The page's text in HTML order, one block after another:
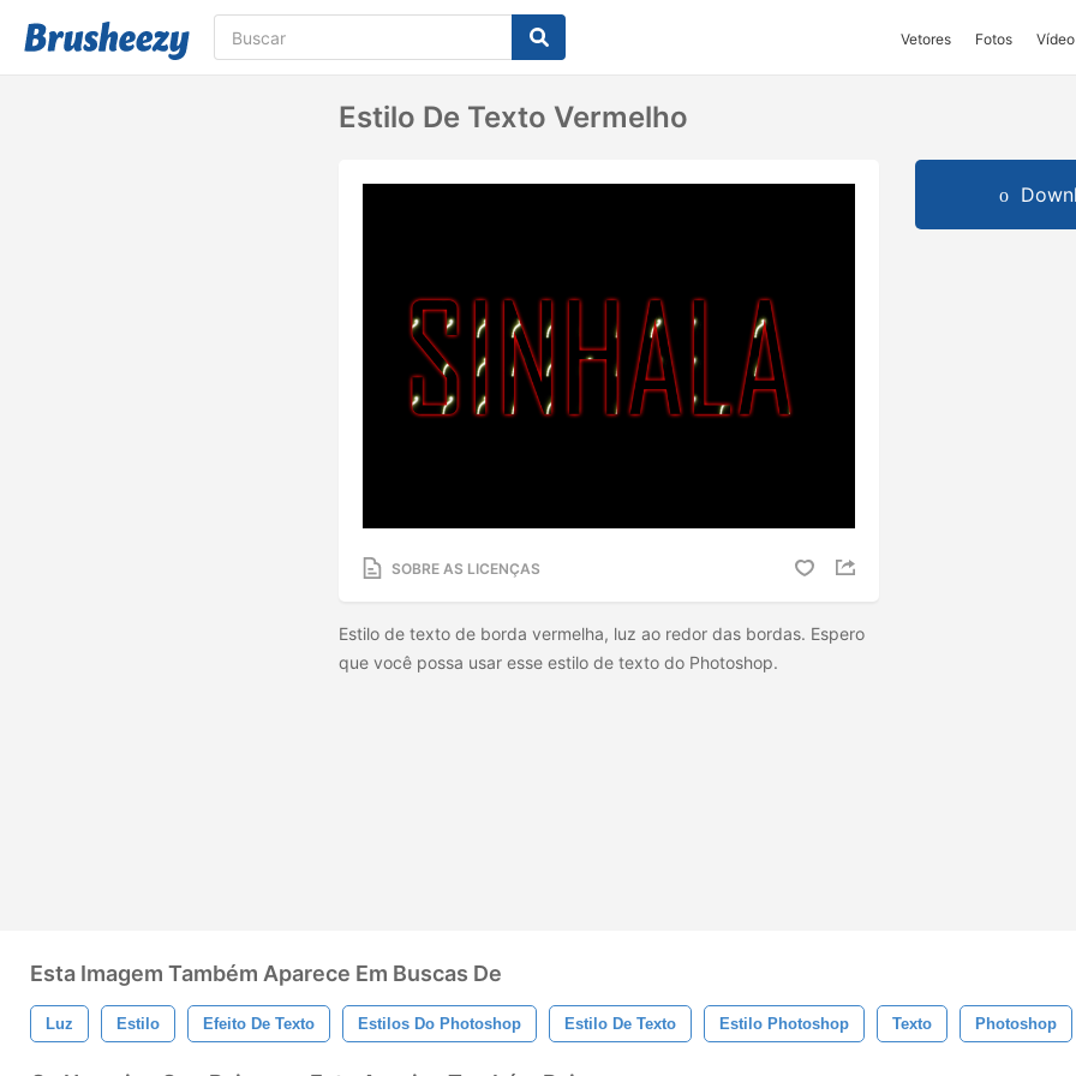
Vetores Fotos Vídeo
Estilo De Texto Vermelho
SOBRE AS LICENÇAS
Estilo de texto de borda vermelha, luz ao redor das bordas. Espero
que você possa usar esse estilo de texto do Photoshop.
Esta Imagem Também Aparece Em Buscas De
Luz Estilo Efeito De Texto Estilos Do Photoshop Estilo De Texto Estilo Photoshop Texto Photoshop